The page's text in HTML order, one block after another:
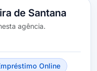
de Santana
agência.
Online